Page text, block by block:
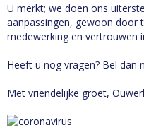
U merkt; we doen ons
aanpassingen, gewoon door
medewerking en vertrouwen
Heeft u nog vragen? Bel dan
Met vriendelijke groet,